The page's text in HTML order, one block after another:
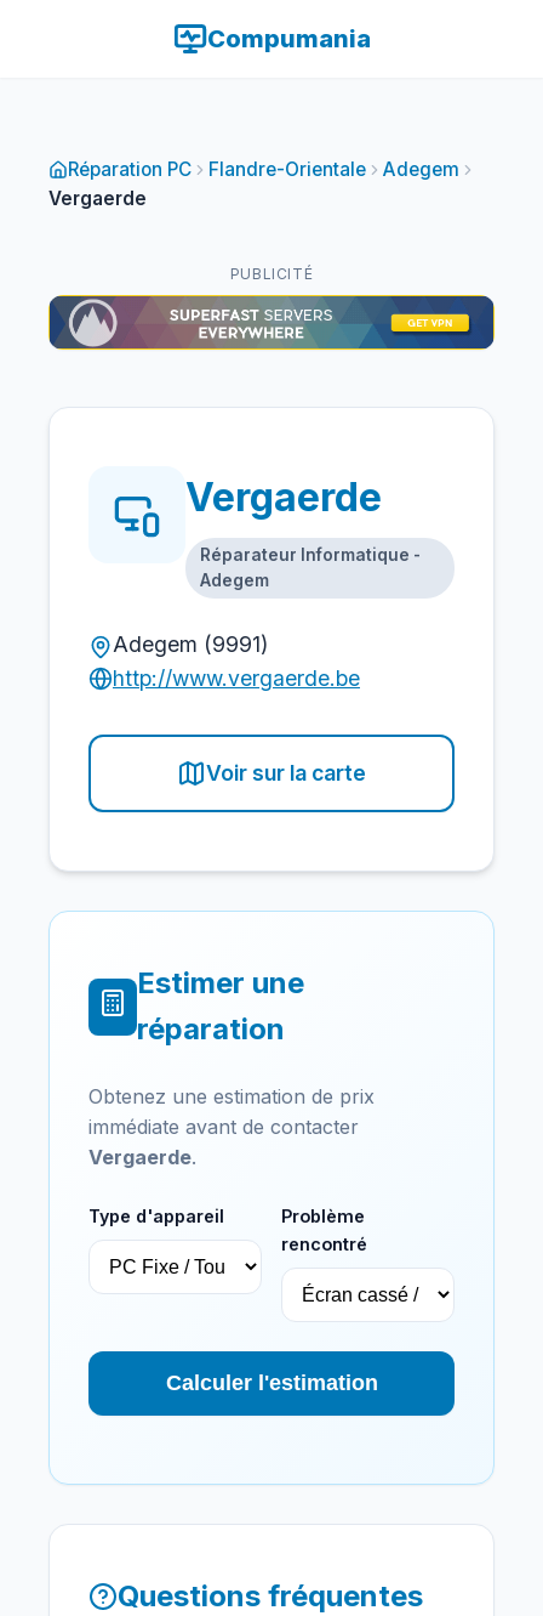
Compumania
Réparation PC Flandre-Orientale
Adegem
Vergaerde
PUBLICITÉ
Vergaerde
Réparateur Informatique -
Adegem
Adegem (9991)
http://www.vergaerde.be
Voir sur la carte
Estimer une
réparation
Obtenez une estimation de prix
immédiate avant de contacter
Vergaerde.
Type d'appareil
Problème
rencontré
Calculer l'estimation
Questions fréquentes